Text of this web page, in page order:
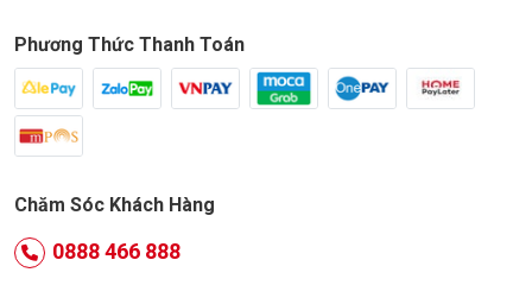
Phương Thức Thanh Toán
Chăm Sóc Khách Hàng
0888 466 888